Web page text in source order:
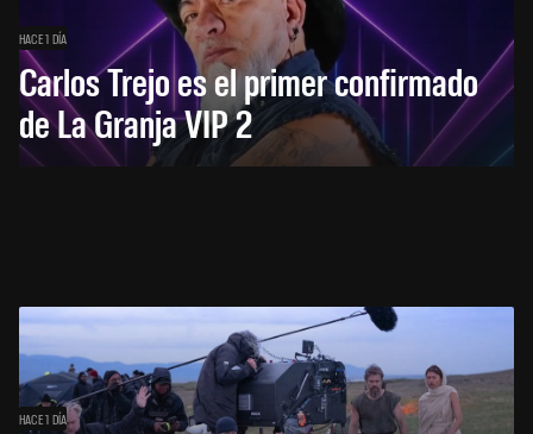
HACE 1 DÍA
Carlos Trejo es el primer confirmado
de La Granja VIP 2
HACE 1 DÍA